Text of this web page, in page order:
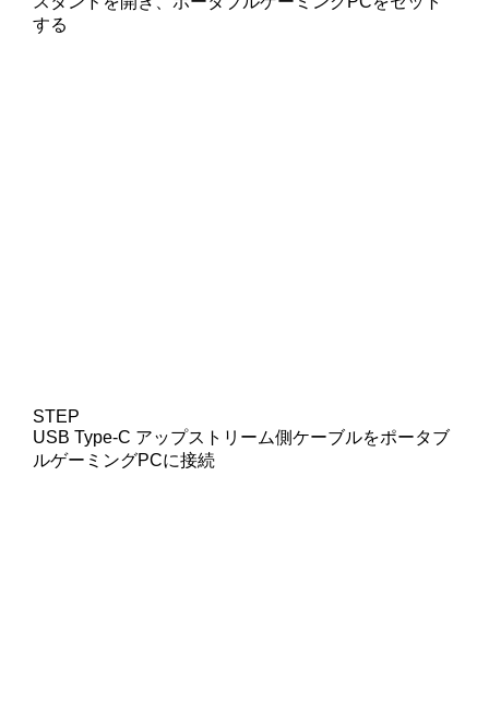
する
STEP
USB Type-C アップストリーム側ケーブルをポータブ
ルゲーミングPCに接続